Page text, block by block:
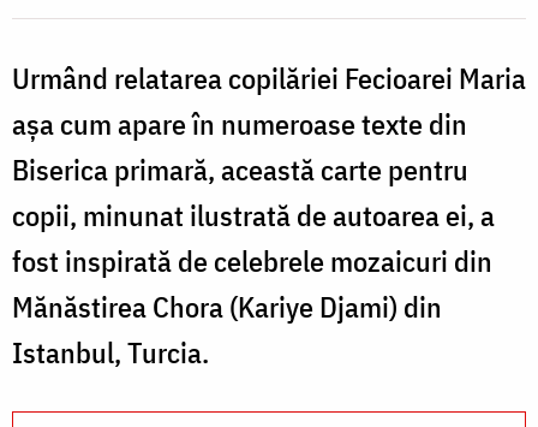
darul
lui
Urmând relatarea copilăriei Fecioarei Maria
așa cum apare în numeroase texte din
Biserica primară, această carte pentru
copii, minunat ilustrată de autoarea ei, a
fost inspirată de celebrele mozaicuri din
Mănăstirea Chora (Kariye Djami) din
Istanbul, Turcia.